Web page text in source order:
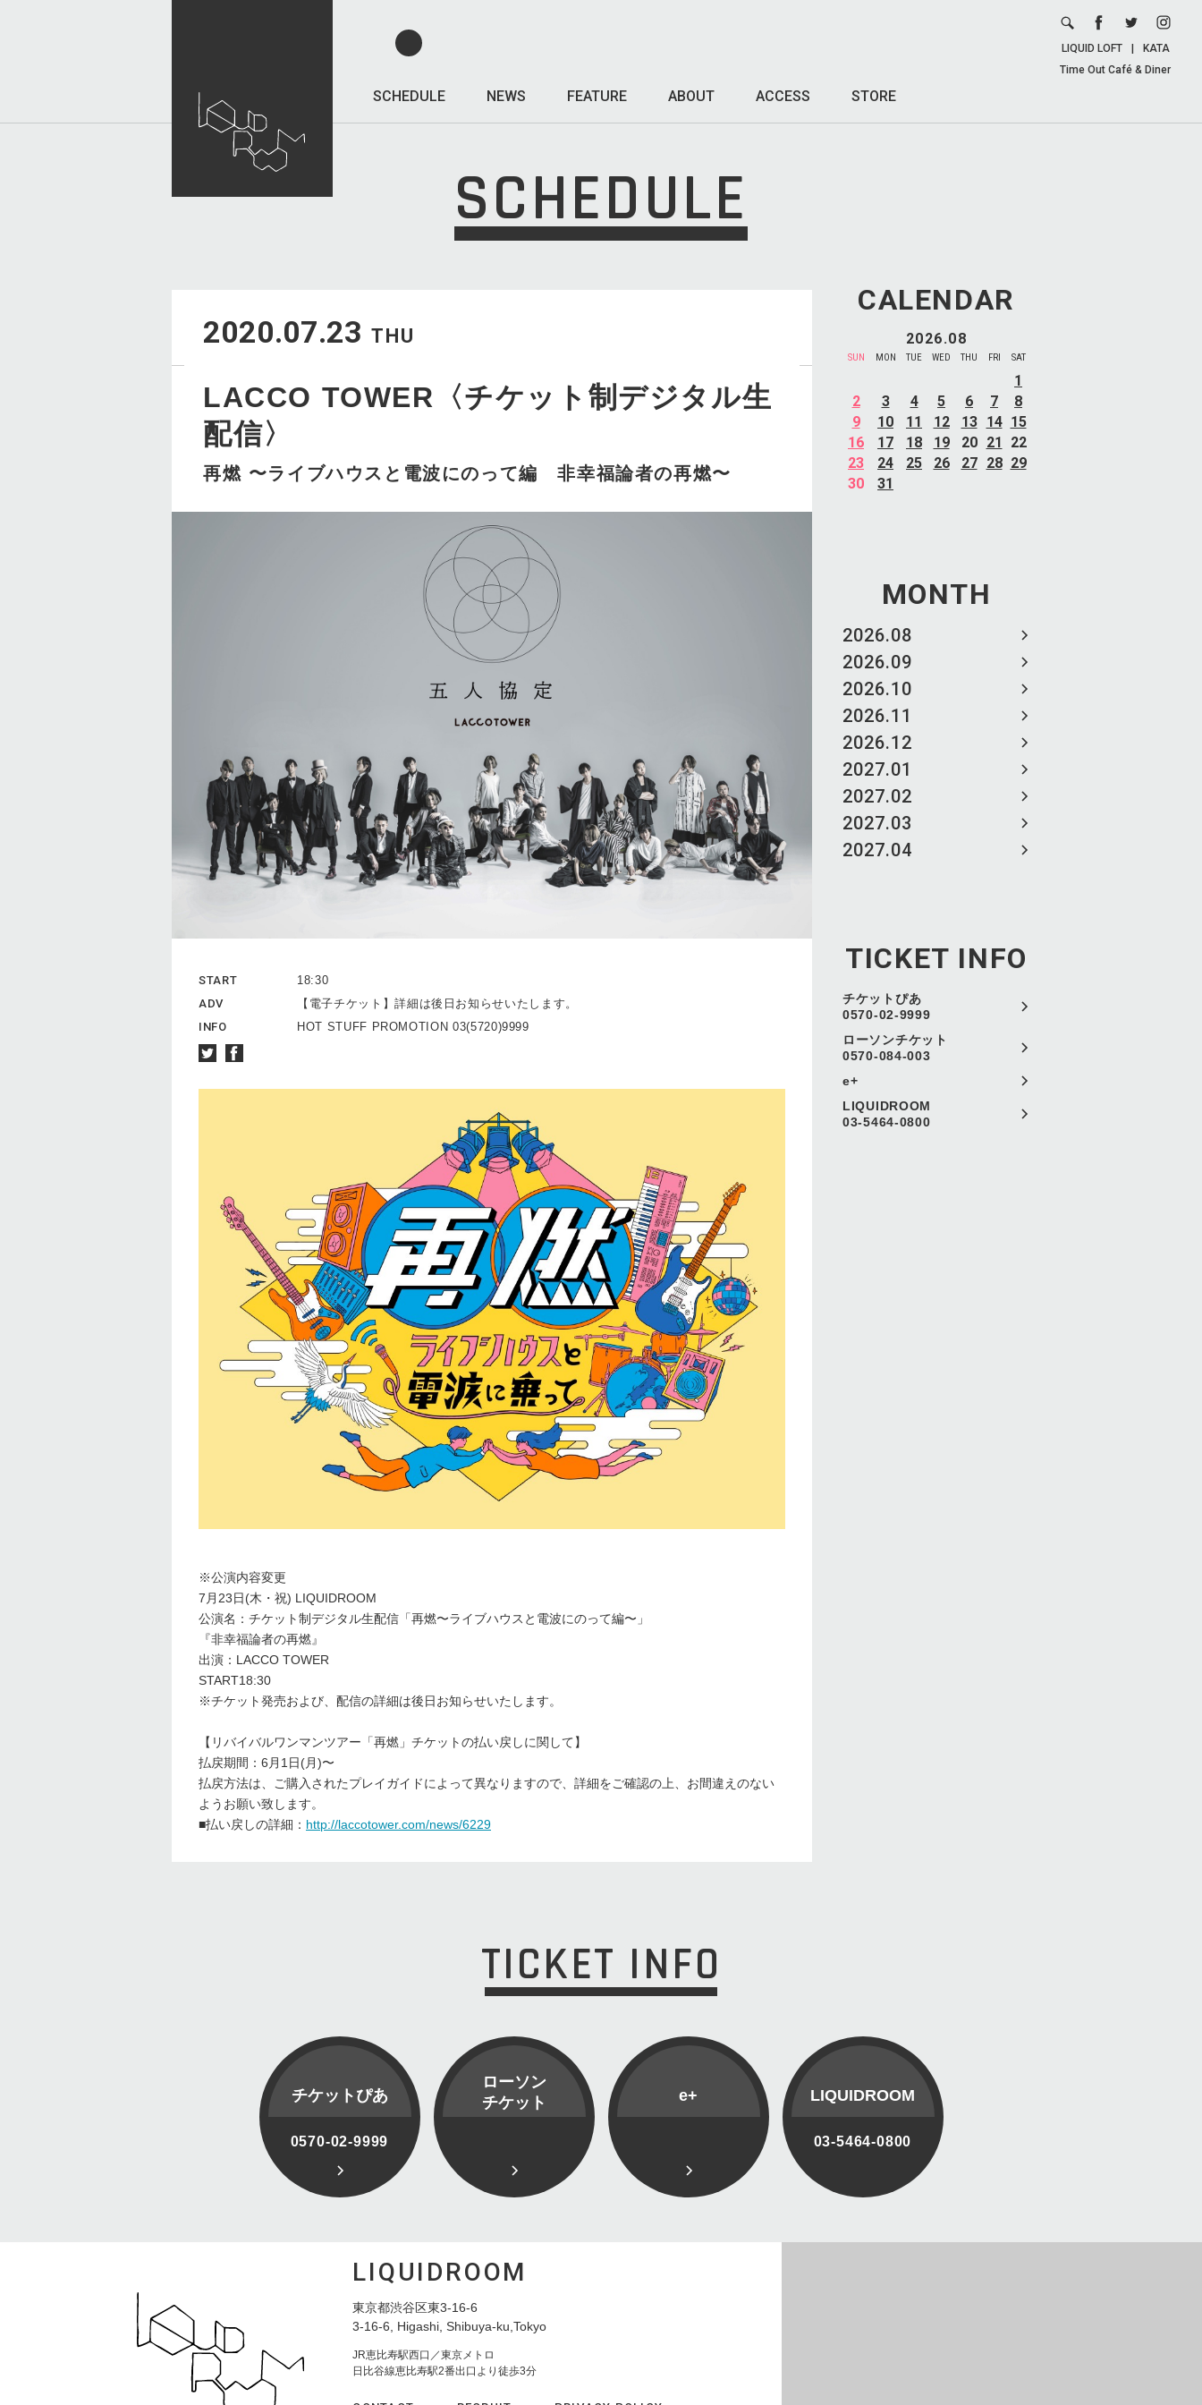
SCHEDULE NEWS FEATURE ABOUT ACCESS STORE
LIQUID LOFT
KATA
Time Out Café & Diner
SCHEDULE
CALENDAR
2026.08
SUN MON TUE WED THU FRI SAT
1
2
3 4 5 6 7
8
9
10 11 12 13 14 15
16
17 18 19 20 21
22
23
24 25 26 27 28 29
30
31
MONTH
2026.08
2026.09
2026.10
2026.11
2026.12
2027.01
2027.02
2027.03
2027.04
TICKET INFO
チケットぴあ
0570-02-9999
ローソンチケット
0570-084-003
e+
LIQUIDROOM
03-5464-0800
2020.07.23 THU
LACCO TOWER〈チケット制デジタル生
配信〉
再燃 〜ライブハウスと電波にのって編 非幸福論者の再燃〜
START
18:30
ADV
【電子チケット】詳細は後日お知らせいたします。
INFO
HOT STUFF PROMOTION 03(5720)9999
※公演内容変更
7月23日(木・祝) LIQUIDROOM
公演名：チケット制デジタル生配信「再燃〜ライブハウスと電波にのって編〜」
『非幸福論者の再燃』
出演： LACCO TOWER
START18:30
※チケット発売および、配信の詳細は後日お知らせいたします。
【リバイバルワンマンツアー「再燃」 チケットの払い戻しに関して】
払戻期間： 6月 1日(月)〜
払戻方法は、ご購入されたプレイガイドによって異なりますので、詳細をご確認の上、 お間違えのない
ようお願い致します。
■払い戻しの詳細： http://laccotower.com/news/6229
TICKET INFO
チケットぴあ
0570-02-9999
ローソン
チケット
e+ LIQUIDROOM
03-5464-0800
LIQUIDROOM
東京都渋谷区東3-16-6
3-16-6, Higashi, Shibuya-ku,Tokyo
JR恵比寿駅西口／東京メトロ
日比谷線恵比寿駅2番出口より徒歩3分